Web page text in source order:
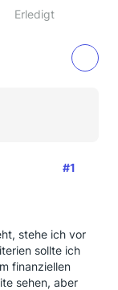
Erledigt
#1
stehe ich vor
sollte ich
finanziellen
sehen, aber